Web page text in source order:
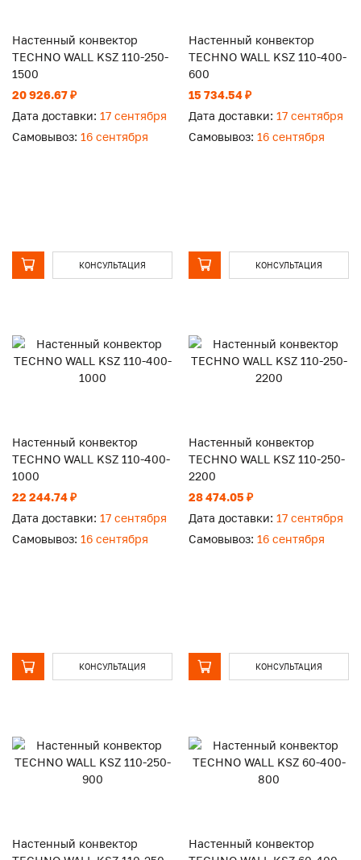
Настенный конвектор
TECHNO WALL KSZ 110-250-
1500
20 926.67 ₽
Дата доставки: 17 сентября
Самовывоз: 16 сентября
КОНСУЛЬТАЦИЯ
Настенный конвектор
TECHNO WALL KSZ 110-400-
600
15 734.54 ₽
Дата доставки: 17 сентября
Самовывоз: 16 сентября
КОНСУЛЬТАЦИЯ
Настенный конвектор
TECHNO WALL KSZ 110-400-
1000
22 244.74 ₽
Дата доставки: 17 сентября
Самовывоз: 16 сентября
КОНСУЛЬТАЦИЯ
Настенный конвектор
TECHNO WALL KSZ 110-250-
2200
28 474.05 ₽
Дата доставки: 17 сентября
Самовывоз: 16 сентября
КОНСУЛЬТАЦИЯ
Настенный конвектор
Настенный конвектор